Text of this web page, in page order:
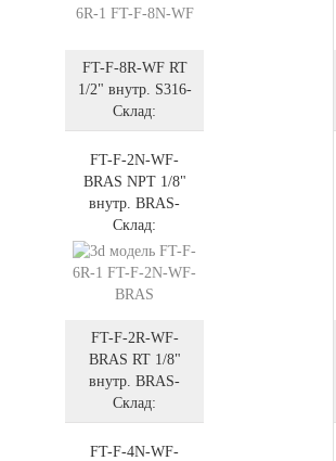
FT-F-8R-WFRT
1/2" внутр. S316-
Склад:
FT-F-2N-WF-
BRAS NPT 1/8"
внутр. BRAS-
Склад:
FT-F-2R-WF-
BRAS RT 1/8"
внутр. BRAS-
Склад:
FT-F-4N-WF-